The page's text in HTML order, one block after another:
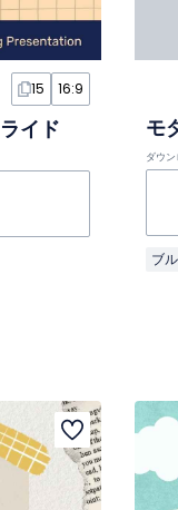
15 16:9
イド モ
ダウ
ブ